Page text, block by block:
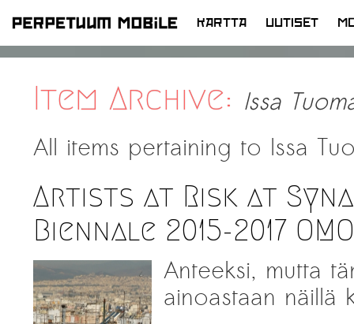
SIIRRY
KARTTA UUTISET
Item Archive: Issa
All items pertaining to Issa
Artists at Risk at
Biennale 2015-2017
Anteeksi, mutta
ainoastaan näillä